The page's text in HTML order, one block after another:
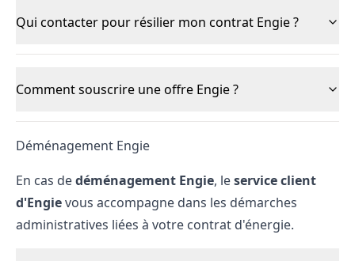
Qui contacter pour résilier mon contrat Engie ?
Comment souscrire une offre Engie ?
Déménagement Engie
En cas dedéménagement Engie, leservice client
d'Engievous accompagne dans les démarches
administratives liées à votre contrat d'énergie.